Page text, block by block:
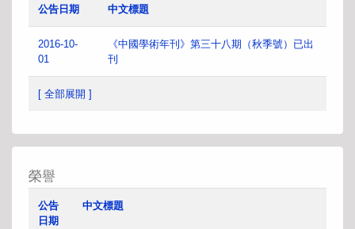
公告日期 中文標題
2016-10-
01
《中國學術年刊》第三十八期（秋季號）已出
刊
[ 全部展開 ]
榮譽
公告
日期
中文標題